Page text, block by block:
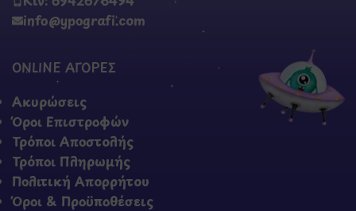
info@ypografi.com
ONLINE ΑΓΟΡΕΣ
Ακυρώσεις
Όροι Επιστροφών
Τρόποι Αποστολής
Τρόποι Πληρωμής
Πολιτική Απορρήτου
Όροι & Προϋποθέσεις